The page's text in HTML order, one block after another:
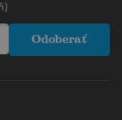
Odoberať